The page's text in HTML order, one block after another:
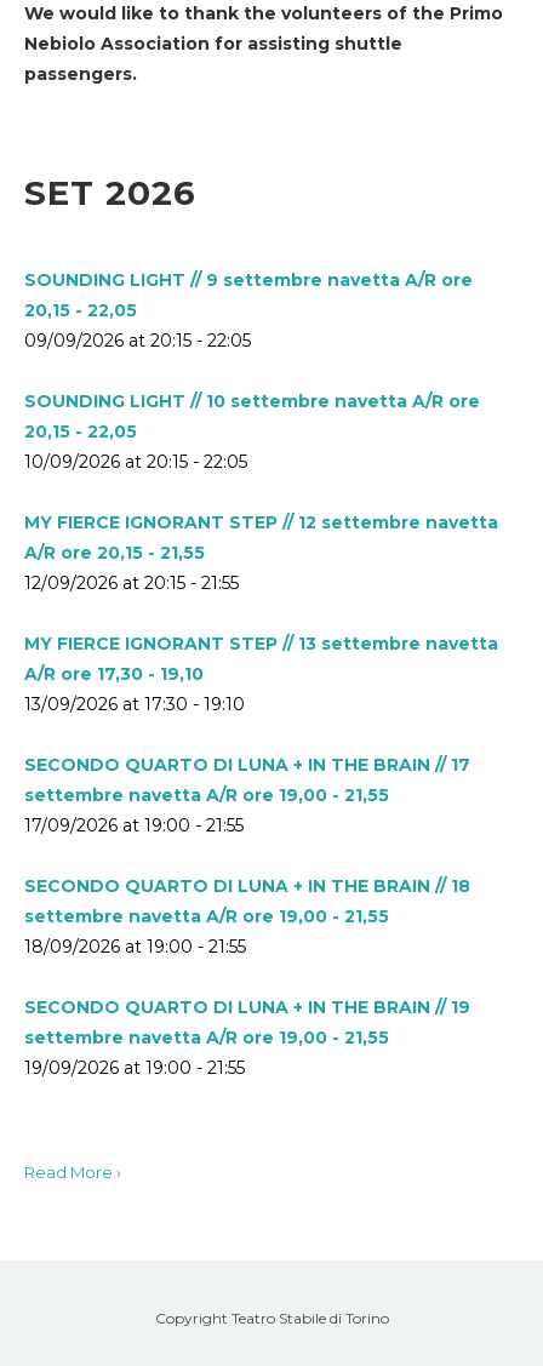
We would like to thank the volunteers of the Primo
Nebiolo Association for assisting shuttle
passengers.
SET 2026
SOUNDING LIGHT // 9 settembre navetta A/R ore
20,15 - 22,05
09/09/2026 at 20:15 - 22:05
SOUNDING LIGHT // 10 settembre navetta A/R ore
20,15 - 22,05
10/09/2026 at 20:15 - 22:05
MY FIERCE IGNORANT STEP // 12 settembre navetta
A/R ore 20,15 - 21,55
12/09/2026 at 20:15 - 21:55
MY FIERCE IGNORANT STEP // 13 settembre navetta
A/R ore 17,30 - 19,10
13/09/2026 at 17:30 - 19:10
SECONDO QUARTO DI LUNA + IN THE BRAIN // 17
settembre navetta A/R ore 19,00 - 21,55
17/09/2026 at 19:00 - 21:55
SECONDO QUARTO DI LUNA + IN THE BRAIN // 18
settembre navetta A/R ore 19,00 - 21,55
18/09/2026 at 19:00 - 21:55
SECONDO QUARTO DI LUNA + IN THE BRAIN // 19
settembre navetta A/R ore 19,00 - 21,55
19/09/2026 at 19:00 - 21:55
Read More ›
Copyright Teatro Stabile di Torino